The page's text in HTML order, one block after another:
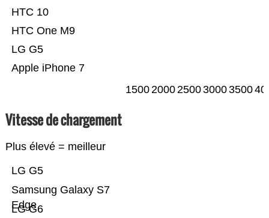
Apple iPhone 7
LG G5
HTC One M9
HTC 10
15002000250030003500
Vitesse de chargement
Plus élevé = meilleur
LG G6
Samsung Galaxy S7
Edge
LG G5